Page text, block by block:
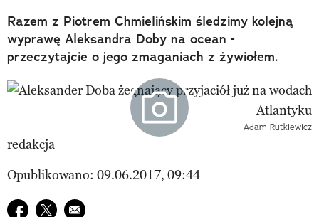
Razem z Piotrem Chmielińskim śledzimy kolejną
wyprawę Aleksandra Doby na ocean -
przeczytajcie o jego zmaganiach z żywiołem.
Adam Rutkiewicz
redakcja
Opublikowano: 09.06.2017, 09:44
Udostępnij na facebook
Udostępnij na twitter
E-mail do przyjaciela